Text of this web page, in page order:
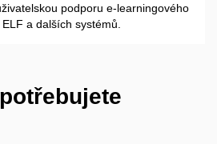
podporu e-learningového
a dalších systémů.